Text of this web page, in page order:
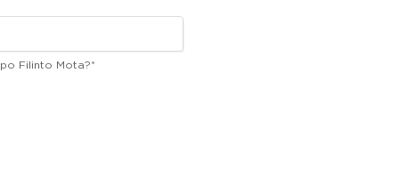
Filinto Mota?*